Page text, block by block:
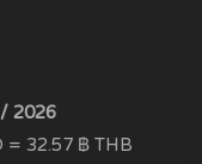
2026
= 32.57 ฿ THB